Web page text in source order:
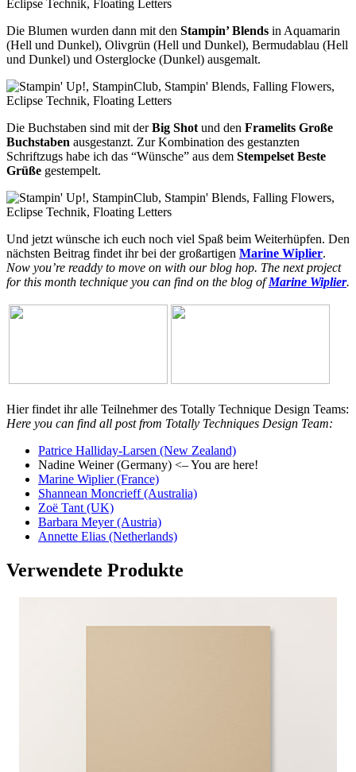
Die Blumen wurden dann mit den Stampin’ Blends in Aquamarin
(Hell und Dunkel), Olivgrün (Hell und Dunkel), Bermudablau (Hell
und Dunkel) und Osterglocke (Dunkel) ausgemalt.
Die Buchstaben sind mit derBig Shot und den Framelits Große
Buchstaben ausgestanzt. Zur Kombination des gestanzten
Schriftzugs habe ich das “Wünsche” aus dem Stempelset Beste
Grüße gestempelt.
Und jetzt wünsche ich euch noch viel Spaß beim Weiterhüpfen. Den
nächsten Beitrag findet ihr bei der großartigen Marine Wiplier.
Now you’re readdy to move on with our blog hop. The next project
for this month technique you can find on the blog ofMarine Wiplier.
Hier findet ihr alle Teilnehmer des Totally Technique Design Teams:
Here you can find all post from Totally Techniques Design Team:
Patrice Halliday-Larsen (New Zealand)
Nadine Weiner (Germany) <– You are here!
Marine Wiplier (France)
Shannean Moncrieff (Australia)
Zoë Tant (UK)
Barbara Meyer (Austria)
Annette Elias (Netherlands)
Verwendete Produkte